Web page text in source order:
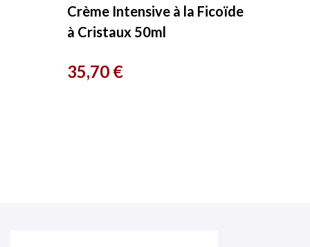
Crème Intensive à la Ficoïde
à Cristaux 50ml
Prix
35,70 €